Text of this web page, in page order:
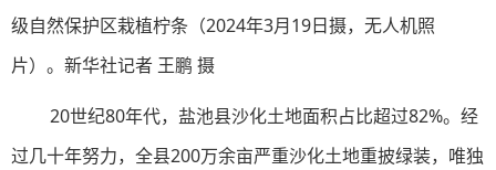
级自然保护区栽植柠条（2024年3月19日摄，无人机照
片）。新华社记者 王鹏 摄
20世纪80年代，盐池县沙化土地面积占比超过82%。经
过几十年努力，全县200万余亩严重沙化土地重披绿装，唯独